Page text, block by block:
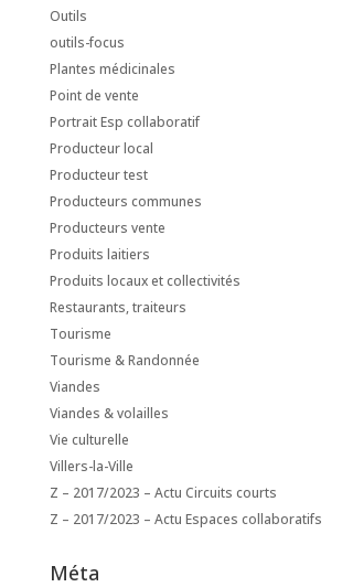
Outils
outils-focus
Plantes médicinales
Point de vente
Portrait Esp collaboratif
Producteur local
Producteur test
Producteurs communes
Producteurs vente
Produits laitiers
Produits locaux et collectivités
Restaurants, traiteurs
Tourisme
Tourisme & Randonnée
Viandes
Viandes & volailles
Vie culturelle
Villers-la-Ville
Z – 2017/2023 – Actu Circuits courts
Z – 2017/2023 – Actu Espaces collaboratifs
Méta